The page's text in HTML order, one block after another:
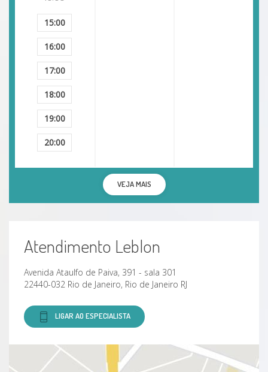
15:00
16:00
17:00
18:00
19:00
20:00
VEJA MAIS
Atendimento Leblon
Avenida Ataulfo de Paiva, 391 - sala 301
22440-032 Rio de Janeiro, Rio de Janeiro RJ
LIGAR AO ESPECIALISTA